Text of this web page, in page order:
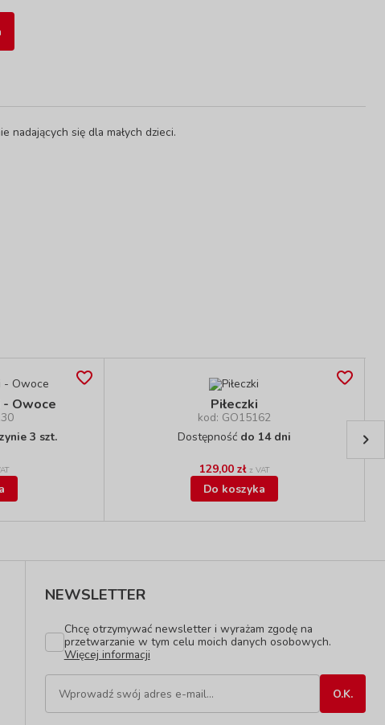
nadających się dla małych dzieci.
- Owoce
3 szt.
Piłeczki
kod: GO15162
Dostępność do 14 dni
129,00 zł z VAT
Do koszyka
NEWSLETTER
Chcę otrzymywać newsletter i wyrażam zgodę na
przetwarzanie w tym celu moich danych osobowych.
Więcej informacji